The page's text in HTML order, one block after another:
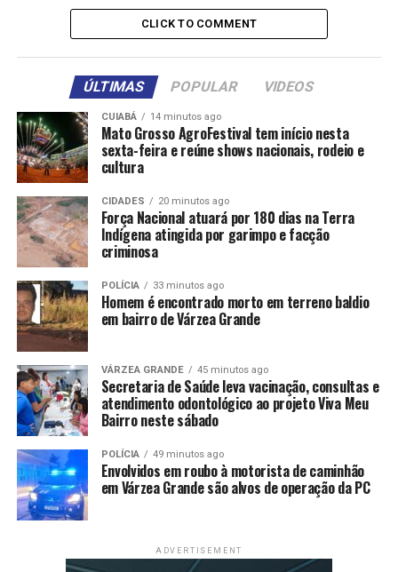
consagrado na Constituição Federal, que assegura a
saúde como um direito de todos e um dever do Estado
(art. 196). Além disso, a Lei nº 12.732/2012, conhecida
como Lei dos 60 Dias, estabelece que o primeiro
tratamento deve ser iniciado no SUS no máximo 60 dias
após a confirmação do diagnóstico.
A Lei nº 9.797/1999 assegura às mulheres com câncer de
mama o direito à cirurgia plástica reconstrutiva da
mama, realizada pelo SUS, nos casos de mutilação
decorrente do tratamento. Esse direito é essencial para
a recuperação física e emocional das pacientes,
ajudando na sua reintegração social e melhora da
autoestima.
Pacientes com câncer têm direito a atendimento
prioritário em órgãos públicos, empresas
concessionárias de serviços públicos e instituições
financeiras. A Lei nº 10.048/2000, regulamentada pelo
Decreto nº 5.296/2004, garante essa prioridade,
facilitando o acesso a serviços essenciais para a
continuidade do tratamento.
Mulheres com câncer de mama têm o direito de sacar o
Fundo de Garantia do Tempo de Serviço (FGTS) e o
Lei nº 8.036/1990 e pela Resolução nº 1, de 15 de
CLICK TO COMMENT
ÚLTIMAS POPULAR VIDEOS
CUIABÁ 14 minutos ago
Mato Grosso AgroFestival tem início nesta
sexta-feira e reúne shows nacionais, rodeio e
cultura
CIDADES 20 minutos ago
Força Nacional atuará por 180 dias na Terra
Indígena atingida por garimpo e facção
criminosa
POLÍCIA 33 minutos ago
Homem é encontrado morto em terreno baldio
em bairro de Várzea Grande
VÁRZEA GRANDE 45 minutos ago
Secretaria de Saúde leva vacinação, consultas e
atendimento odontológico ao projeto Viva Meu
Bairro neste sábado
POLÍCIA 49 minutos ago
Envolvidos em roubo à motorista de caminhão
em Várzea Grande são alvos de operação da PC
ADVERTISEMENT